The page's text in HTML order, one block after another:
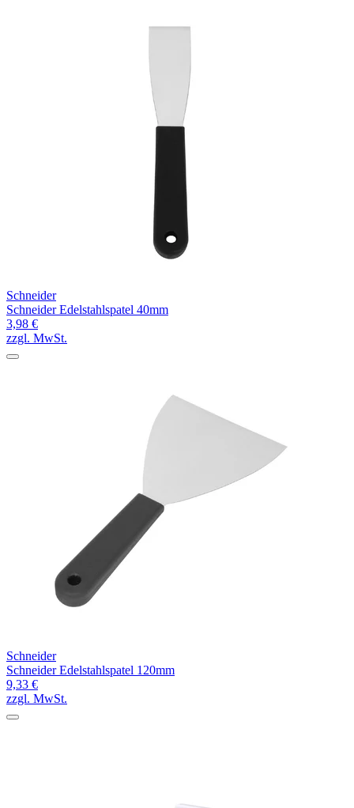
Schneider
Schneider Edelstahlspatel 40mm
3,98 €
zzgl. MwSt.
Schneider
Schneider Edelstahlspatel 120mm
9,33 €
zzgl. MwSt.